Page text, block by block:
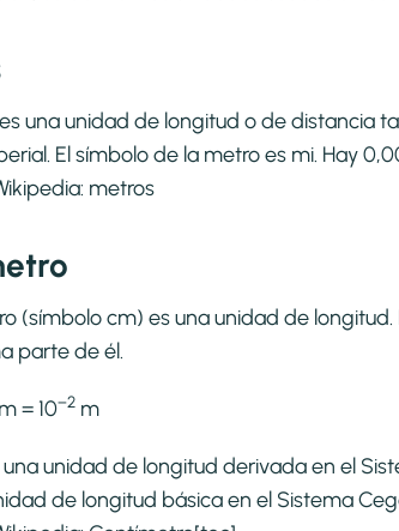
una unidad de longitud o de distancia
El símbolo de la metro es mi. Hay
metros
(símbolo cm) es una unidad de
parte de él.
= 10−2 m
unidad de longitud derivada en el
de longitud básica en el Sistema